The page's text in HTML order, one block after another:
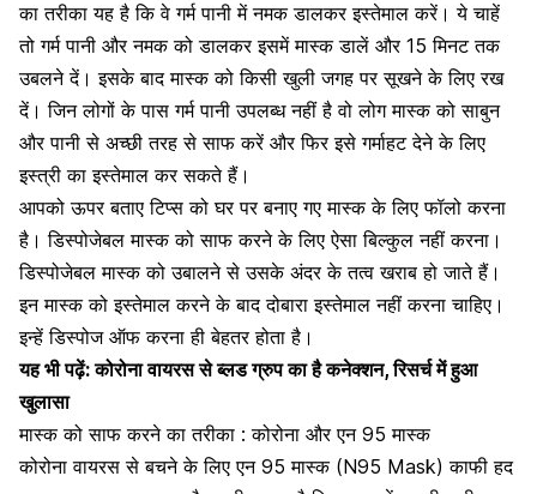
का तरीका यह है कि वे गर्म पानी में नमक डालकर इस्तेमाल करें। ये चाहें
तो गर्म पानी और नमक को डालकर इसमें मास्क डालें और 15 मिनट तक
उबलने दें। इसके बाद मास्क को किसी खुली जगह पर सूखने के लिए रख
दें। जिन लोगों के पास गर्म पानी उपलब्ध नहीं है वो लोग मास्क को साबुन
और पानी से अच्छी तरह से साफ करें और फिर इसे गर्माहट देने के लिए
इस्त्री का इस्तेमाल कर सकते हैं।
आपको ऊपर बताए टिप्स को घर पर बनाए गए मास्क के लिए फॉलो करना
है।डिस्पोजेबल मास्कको साफ करने के लिए ऐसा बिल्कुल नहीं करना।
डिस्पोजेबल मास्क को उबालने से उसके अंदर के तत्व खराब हो जाते हैं।
इन मास्क को इस्तेमाल करने के बाद दोबारा इस्तेमाल नहीं करना चाहिए।
इन्हें डिस्पोज ऑफ करना ही बेहतर होता है।
यह भी पढ़ें:कोरोना वायरस से ब्लड ग्रुप का है कनेक्शन, रिसर्च में हुआ
खुलासा
मास्क को साफ करने का तरीका : कोरोना और एन 95 मास्क
कोरोना वायरस से बचने के लिए एन 95 मास्क(N95 Mask) काफी हद